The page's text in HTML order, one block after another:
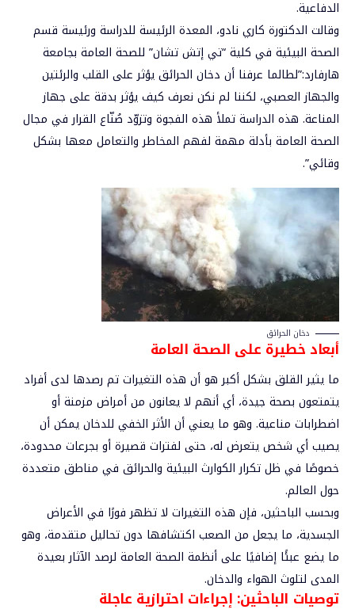
الدفاعية.
وقالت الدكتورة كاري نادو، المعدة الرئيسة للدراسة ورئيسة قسم
الصحة البيئية في كلية “تي إتش تشان” للصحة العامة بجامعة
هارفارد:”لطالما عرفنا أن دخان الحرائق يؤثر على القلب والرئتين
والجهاز العصبي، لكننا لم نكن نعرف كيف يؤثر بدقة على جهاز
المناعة. هذه الدراسة تملأ هذه الفجوة وتزوّد صُنّاع القرار في مجال
الصحة العامة بأدلة مهمة لفهم المخاطر والتعامل معها بشكل
وقائي”.
دخان الحرائق
أبعاد خطيرة على الصحة العامة
ما يثير القلق بشكل أكبر هو أن هذه التغيرات تم رصدها لدى أفراد
يتمتعون بصحة جيدة، أي أنهم لا يعانون من أمراض مزمنة أو
اضطرابات مناعية. وهو ما يعني أن الأثر الخفي للدخان يمكن أن
يصيب أي شخص يتعرض له، حتى لفترات قصيرة أو بجرعات محدودة،
خصوصًا في ظل تكرار الكوارث البيئية والحرائق في مناطق متعددة
حول العالم.
وبحسب الباحثين، فإن هذه التغيرات لا تظهر فورًا في الأعراض
الجسدية، ما يجعل من الصعب اكتشافها دون تحاليل متقدمة، وهو
ما يضع عبئًا إضافيًا على أنظمة الصحة العامة لرصد الآثار بعيدة
المدى لتلوث الهواء والدخان.
توصيات الباحثين: إجراءات احترازية عاجلة